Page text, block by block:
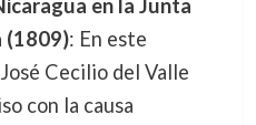
en la Junta
(1809): En este
Cecilio del Valle
con la causa